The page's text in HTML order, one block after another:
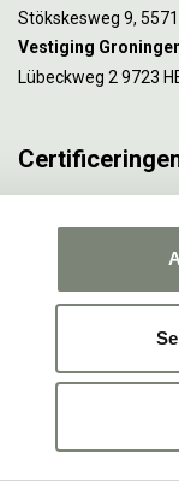
Stökskesweg 9,
Vestiging
Lübeckweg 2 9723
Rotterdam en